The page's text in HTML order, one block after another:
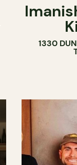
1330